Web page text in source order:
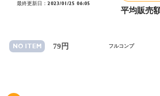
最終更新日：2023/01/25 06:05
平均販売
NO ITEM 79円 フルコンプ